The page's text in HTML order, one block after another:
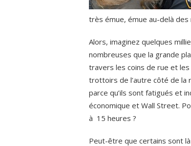
très émue, émue au-delà
Alors, imaginez quelques
nombreuses que la grande
travers les coins de rue et
trottoirs de l’autre côté de la
parce qu’ils sont fatigués et
économique et Wall Street.
à 15 heures ?
Peut-être que certains sont